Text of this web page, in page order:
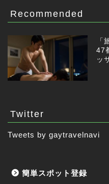
Recommended
47
ッ
Twitter
Tweets by gaytravelnavi
簡単スポット登録